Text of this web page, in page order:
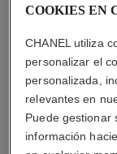
COOKIES EN
CHANEL utiliza
personalizar el
personalizada,
relevantes en
Puede gestionar
información